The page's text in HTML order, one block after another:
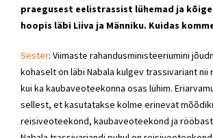
praegusest eelistrassist lühemad ja
hoopis läbi Liiva ja Männiku. Kuidas
Sester: Viimaste rahandusministeeriumini
kohaselt on läbi Nabala kulgev trassivariant
kui ka kaubaveoteekonna osas lühim.
sellest, et kasutatakse kolme erinevat
reisiveoteekond, kaubaveoteekond ja